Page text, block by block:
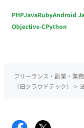
PHPJavaRubyAndroid
Objective-CPython
フリーランス・副業・業
（旧クラウドテック）
>